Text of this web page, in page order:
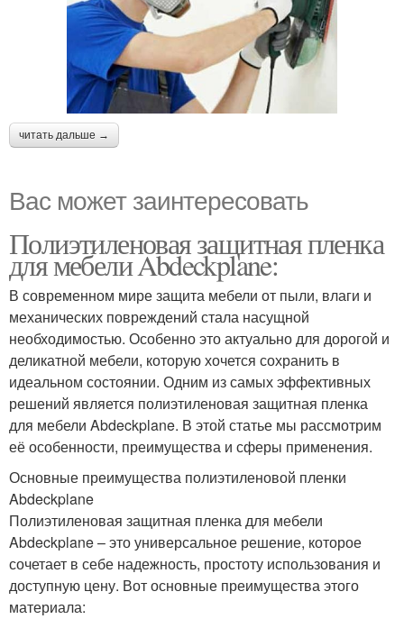
читать дальше →
Вас может заинтересовать
Полиэтиленовая защитная пленка
для мебели Abdeckplane:
В современном мире защита мебели от пыли, влаги и
механических повреждений стала насущной
необходимостью. Особенно это актуально для дорогой и
деликатной мебели, которую хочется сохранить в
идеальном состоянии. Одним из самых эффективных
решений является полиэтиленовая защитная пленка
для мебели Abdeckplane. В этой статье мы рассмотрим
её особенности, преимущества и сферы применения.
Основные преимущества полиэтиленовой пленки
Abdeckplane
Полиэтиленовая защитная пленка для мебели
Abdeckplane – это универсальное решение, которое
сочетает в себе надежность, простоту использования и
доступную цену. Вот основные преимущества этого
материала: